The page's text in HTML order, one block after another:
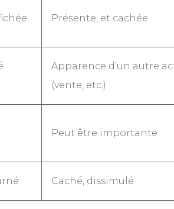
Présente, et cachée
Apparence d’un autre
(vente, etc.)
Peut être importante
Caché, dissimulé